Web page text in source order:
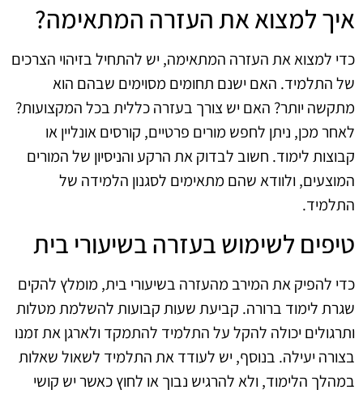
איך למצוא את העזרה המתאימה?
כדי למצוא את העזרה המתאימה, יש להתחיל בזיהוי הצרכים
של התלמיד. האם ישנם תחומים מסוימים שבהם הוא
מתקשה יותר? האם יש צורך בעזרה כללית בכל המקצועות?
לאחר מכן, ניתן לחפש מורים פרטיים, קורסים אונליין או
קבוצות לימוד. חשוב לבדוק את הרקע והניסיון של המורים
המוצעים, ולוודא שהם מתאימים לסגנון הלמידה של
התלמיד.
טיפים לשימוש בעזרה בשיעורי בית
כדי להפיק את המירב מהעזרה בשיעורי בית, מומלץ להקים
שגרת לימוד ברורה. קביעת שעות קבועות להשלמת מטלות
ותרגולים יכולה להקל על התלמיד להתמקד ולארגן את זמנו
בצורה יעילה. בנוסף, יש לעודד את התלמיד לשאול שאלות
במהלך הלימוד, ולא להרגיש נבוך או לחוץ כאשר יש קושי